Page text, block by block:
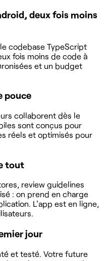
deux fois moins
codebase TypeScript
fois moins de code à
et un budget
pouce
collaborent dès le
sont conçus pour
réels et optimisés pour
tout
review guidelines
: on prend en charge
L'app est en ligne,
jour
et testé. Votre future